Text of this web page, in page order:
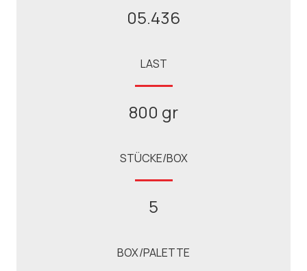
05.436
LAST
800 gr
STÜCKE/BOX
5
BOX/PALETTE